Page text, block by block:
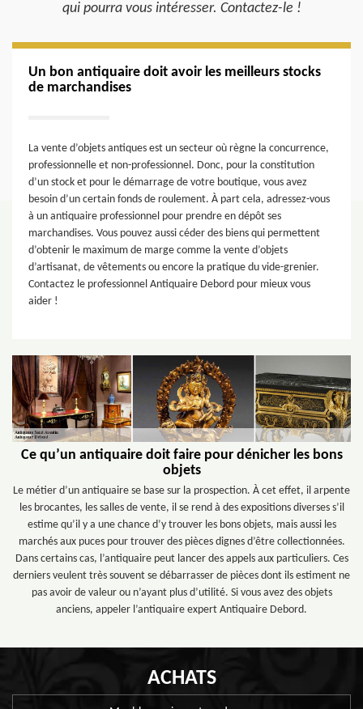
qui pourra vous intéresser. Contactez-le !
Un bon antiquaire doit avoir les meilleurs stocks
de marchandises
La vente d’objets antiques est un secteur où règne la concurrence,
professionnelle et non-professionnel. Donc, pour la constitution
d’un stock et pour le démarrage de votre boutique, vous avez
besoin d’un certain fonds de roulement. À part cela, adressez-vous
à un antiquaire professionnel pour prendre en dépôt ses
marchandises. Vous pouvez aussi céder des biens qui permettent
d’obtenir le maximum de marge comme la vente d’objets
d’artisanat, de vêtements ou encore la pratique du vide-grenier.
Contactez le professionnel Antiquaire Debord pour mieux vous
aider !
Ce qu’un antiquaire doit faire pour dénicher les bons
objets
Le métier d’un antiquaire se base sur la prospection. À cet effet, il arpente
les brocantes, les salles de vente, il se rend à des expositions diverses s’il
estime qu’il y a une chance d’y trouver les bons objets, mais aussi les
marchés aux puces pour trouver des pièces dignes d’être collectionnées.
Dans certains cas, l’antiquaire peut lancer des appels aux particuliers. Ces
derniers veulent très souvent se débarrasser de pièces dont ils estiment ne
pas avoir de valeur ou n’ayant plus d’utilité. Si vous avez des objets
anciens, appeler l’antiquaire expert Antiquaire Debord.
ACHATS